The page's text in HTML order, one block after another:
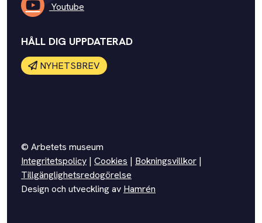
Youtube
HÅLL DIG UPPDATERAD
NYHETSBREV
© Arbetets museum
Integritetspolicy | Cookies | Bokningsvillkor |
Tillgänglighetsredogörelse
Design och utveckling av Hamrén